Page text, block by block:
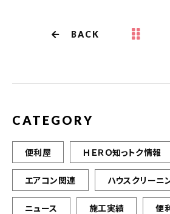
k
r
BACK
CATEGORY
便利屋 ＨＥＲＯ知っトク情報
エアコン関連 ハウスクリーニ
ニュース 施工実績 便